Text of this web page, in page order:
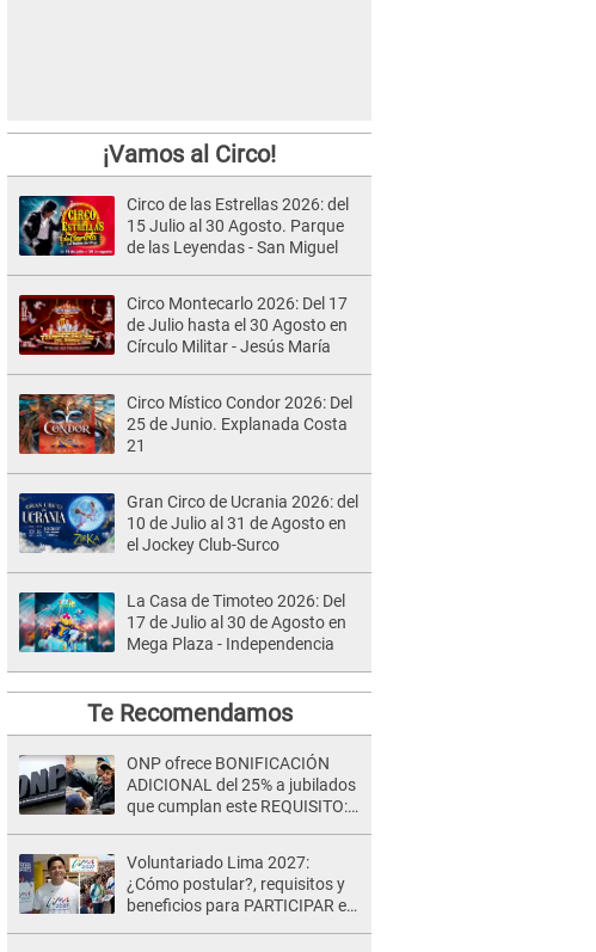
¡Vamos al Circo!
Circo de las Estrellas 2026: del
15 Julio al 30 Agosto. Parque
de las Leyendas - San Miguel
Circo Montecarlo 2026: Del 17
de Julio hasta el 30 Agosto en
Círculo Militar - Jesús María
Circo Místico Condor 2026: Del
25 de Junio. Explanada Costa
21
Gran Circo de Ucrania 2026: del
10 de Julio al 31 de Agosto en
el Jockey Club-Surco
La Casa de Timoteo 2026: Del
17 de Julio al 30 de Agosto en
Mega Plaza - Independencia
Te Recomendamos
ONP ofrece BONIFICACIÓN
ADICIONAL del 25% a jubilados
que cumplan este REQUISITO:
Voluntariado Lima 2027:
¿Cómo postular?, requisitos y
beneficios para PARTICIPAR en